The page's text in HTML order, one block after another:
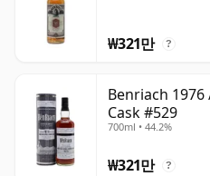
₩321만 ?
Benriach
Cask #529
700ml • 44.2%
₩321만 ?